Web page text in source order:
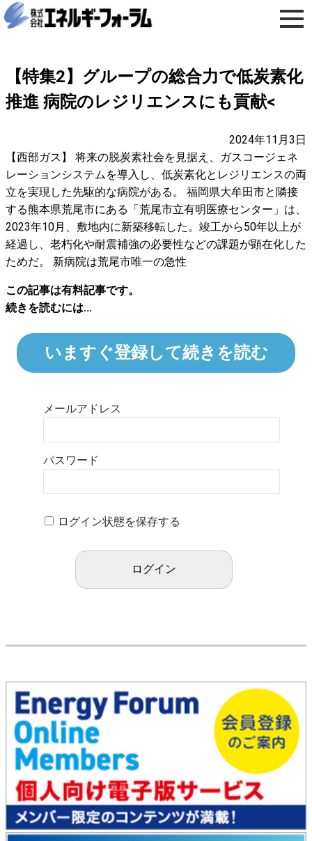
【特集2】グループの総合力で低炭素化
推進 病院のレジリエンスにも貢献<
2024年11月3日
【西部ガス】 将来の脱炭素社会を見据え、ガスコージェネ
レーションシステムを導入し、低炭素化とレジリエンスの両
立を実現した先駆的な病院がある。 福岡県大牟田市と隣接
する熊本県荒尾市にある「荒尾市立有明医療センター」は、
2023年10月、敷地内に新築移転した。竣工から50年以上が
経過し、老朽化や耐震補強の必要性などの課題が顕在化した
ためだ。 新病院は荒尾市唯一の急性
この記事は有料記事です。
続きを読むには...
いますぐ登録して続きを読む
メールアドレス
パスワード
ログイン状態を保存する